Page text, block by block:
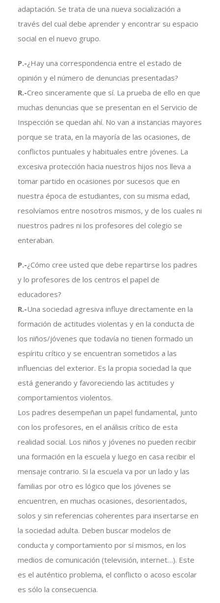
adaptación. Se trata de una nueva socialización a
través del cual debe aprender y encontrar su espacio
social en el nuevo grupo.
P.-¿Hay una correspondencia entre el estado de
opinión y el número de denuncias presentadas?
R.-Creo sinceramente que sí. La prueba de ello en que
muchas denuncias que se presentan en el Servicio de
Inspección se quedan ahí. No van a instancias mayores
porque se trata, en la mayoría de las ocasiones, de
conflictos puntuales y habituales entre jóvenes. La
excesiva protección hacia nuestros hijos nos lleva a
tomar partido en ocasiones por sucesos que en
nuestra época de estudiantes, con su misma edad,
resolvíamos entre nosotros mismos, y de los cuales ni
nuestros padres ni los profesores del colegio se
enteraban.
P.-¿Cómo cree usted que debe repartirse los padres
y lo profesores de los centros el papel de
educadores?
R.-Una sociedad agresiva influye directamente en la
formación de actitudes violentas y en la conducta de
los niños/jóvenes que todavía no tienen formado un
espíritu crítico y se encuentran sometidos a las
influencias del exterior. Es la propia sociedad la que
está generando y favoreciendo las actitudes y
comportamientos violentos.
Los padres desempeñan un papel fundamental, junto
con los profesores, en el análisis crítico de esta
realidad social. Los niños y jóvenes no pueden recibir
una formación en la escuela y luego en casa recibir el
mensaje contrario. Si la escuela va por un lado y las
familias por otro es lógico que los jóvenes se
encuentren, en muchas ocasiones, desorientados,
solos y sin referencias coherentes para insertarse en
la sociedad adulta. Deben buscar modelos de
conducta y comportamiento por sí mismos, en los
medios de comunicación (televisión, internet…). Este
es el auténtico problema, el conflicto o acoso escolar
es sólo la consecuencia.